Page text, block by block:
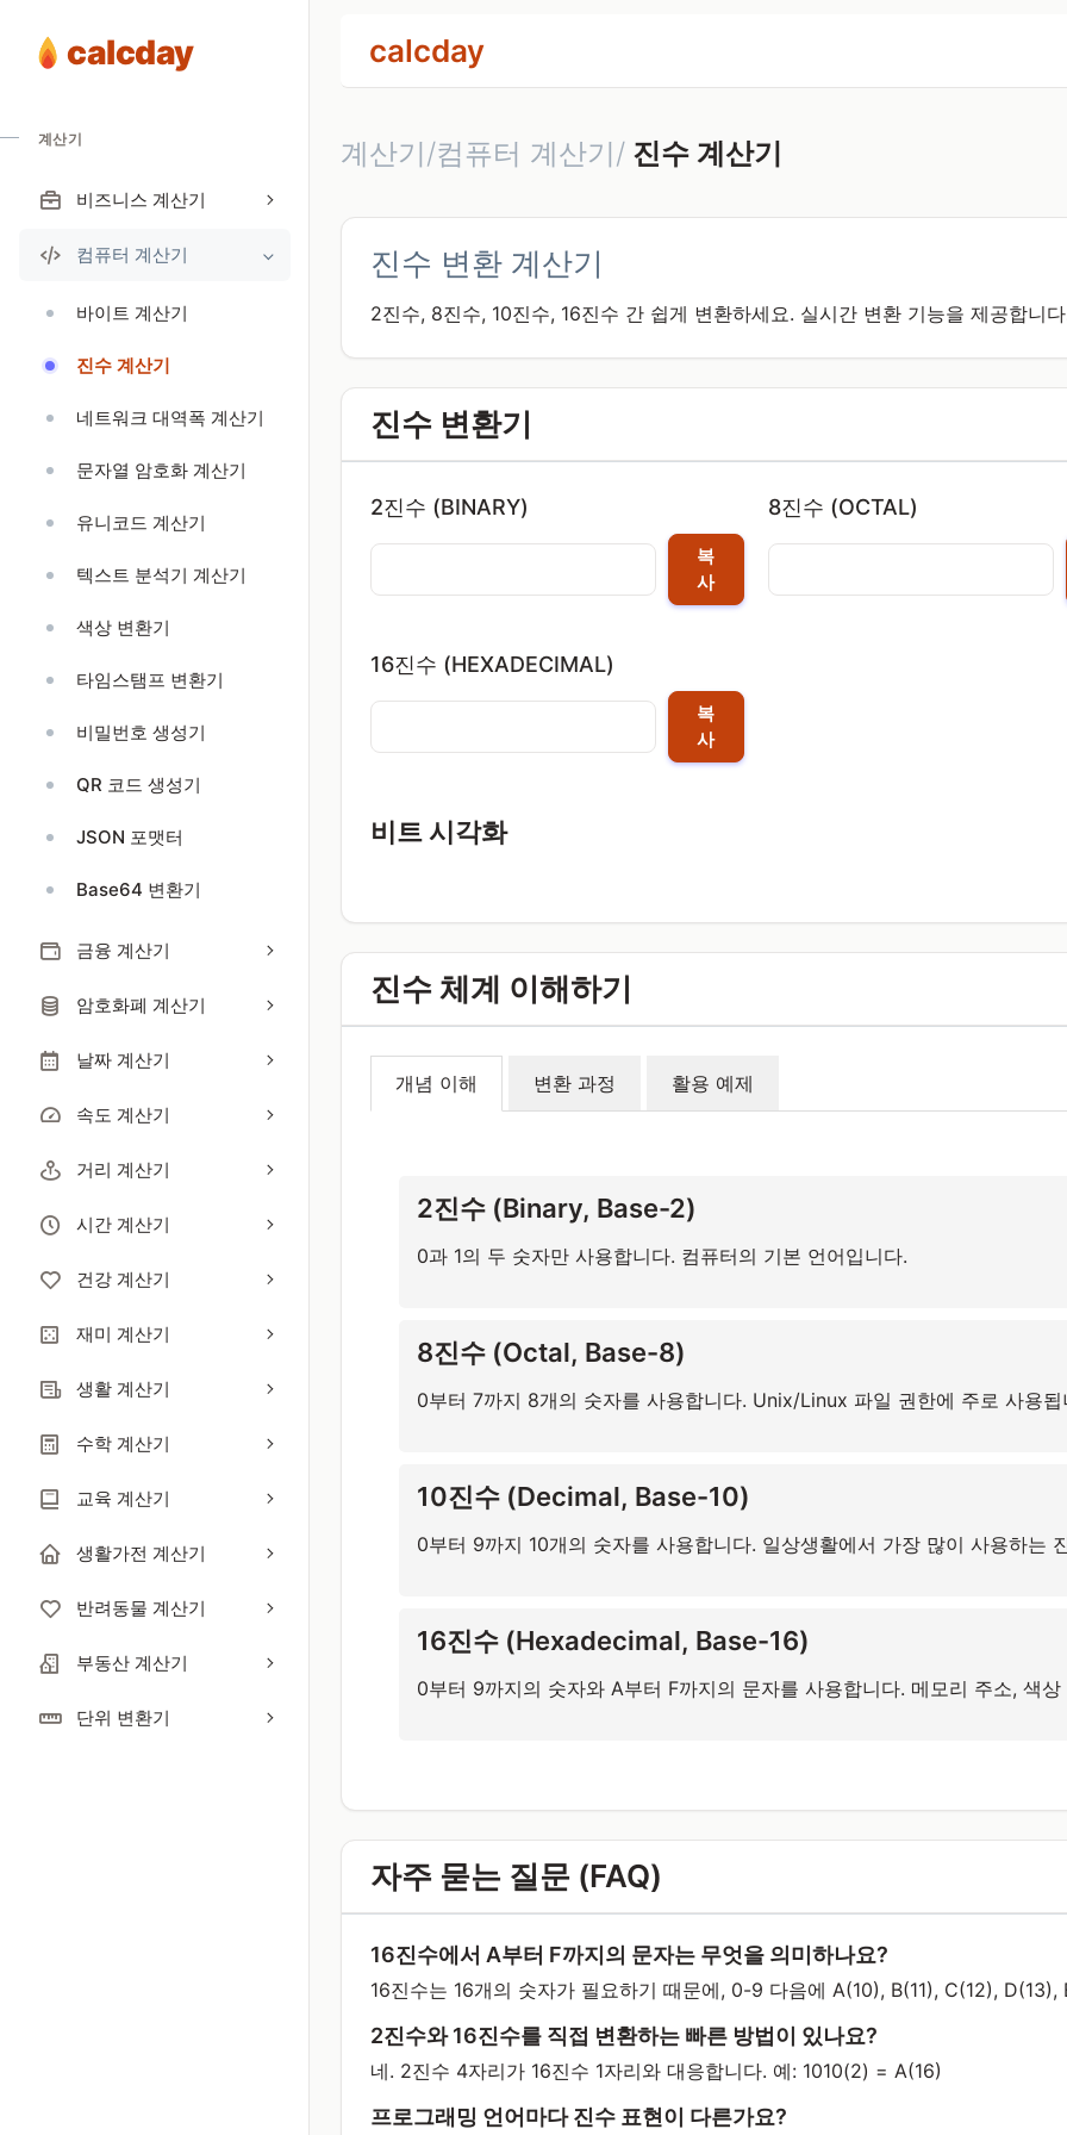
calcday
계산기
비즈니스 계산기
컴퓨터 계산기
바이트 계산기
진수 계산기
네트워크 대역폭 계산기
문자열 암호화 계산기
유니코드 계산기
텍스트 분석기 계산기
색상 변환기
타임스탬프 변환기
비밀번호 생성기
QR 코드 생성기
JSON 포맷터
Base64 변환기
금융 계산기
암호화폐 계산기
날짜 계산기
속도 계산기
거리 계산기
시간 계산기
건강 계산기
재미 계산기
생활 계산기
수학 계산기
교육 계산기
생활가전 계산기
반려동물 계산기
부동산 계산기
단위 변환기
calcday
계산기/컴퓨터 계산기/ 진수 계산기
진수 변환 계산기
2진수, 8진수, 10진수, 16진수 간 쉽게 변환하세요. 실시간 변환 기능을 제공합니
진수 변환기
2진수 (BINARY)
복
사
8진수 (OCTAL)
16진수 (HEXADECIMAL)
복
사
비트 시각화
진수 체계 이해하기
개념 이해 변환 과정 활용 예제
2진수 (Binary, Base-2)
0과 1의 두 숫자만 사용합니다. 컴퓨터의 기본 언어입니다.
8진수 (Octal, Base-8)
0부터 7까지 8개의 숫자를 사용합니다. Unix/Linux 파일 권한에 주로 사용됩
10진수 (Decimal, Base-10)
0부터 9까지 10개의 숫자를 사용합니다. 일상생활에서 가장 많이 사용하는
16진수 (Hexadecimal, Base-16)
0부터 9까지의 숫자와 A부터 F까지의 문자를 사용합니다. 메모리 주소, 색
자주 묻는 질문 (FAQ)
16진수에서 A부터 F까지의 문자는 무엇을 의미하나요?
16진수는 16개의 숫자가 필요하기 때문에, 0-9 다음에 A(10), B(11), C(12), D(13),
2진수와 16진수를 직접 변환하는 빠른 방법이 있나요?
네. 2진수 4자리가 16진수 1자리와 대응합니다. 예: 1010(2) = A(16)
프로그래밍 언어마다 진수 표현이 다른가요?